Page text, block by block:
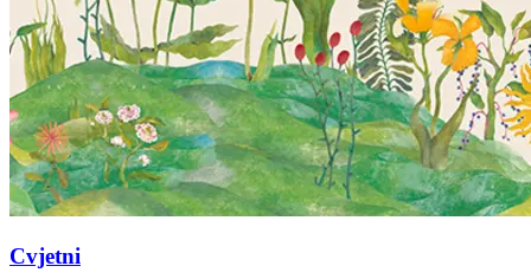
Cvjetni